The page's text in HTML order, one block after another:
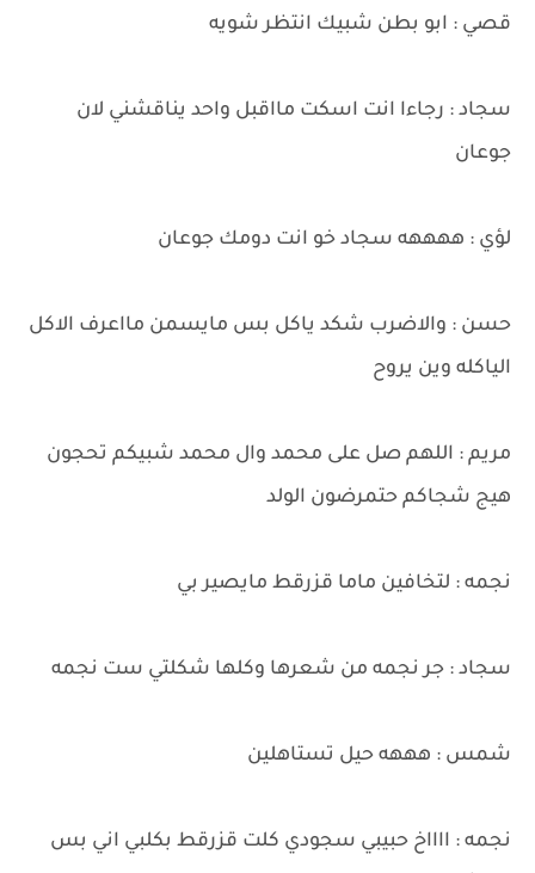
قصي : ابو بطن شبيك انتظر شويه
سجاد : رجاءا انت اسكت مااقبل واحد يناقشني لان
جوعان
لؤي : ههههه سجاد خو انت دومك جوعان
حسن : والاضرب شكد ياكل بس مايسمن مااعرف الاكل
الياكله وين يروح
مريم : اللهم صل على محمد وال محمد شبيكم تحجون
هيج شجاكم حتمرضون الولد
نجمه : لتخافين ماما قزرقط مايصير بي
سجاد : جر نجمه من شعرها وكلها شكلتي ست نجمه
شمس : هههه حيل تستاهلين
نجمه : ااااخ حبيبي سجودي كلت قزرقط بكلبي اني بس